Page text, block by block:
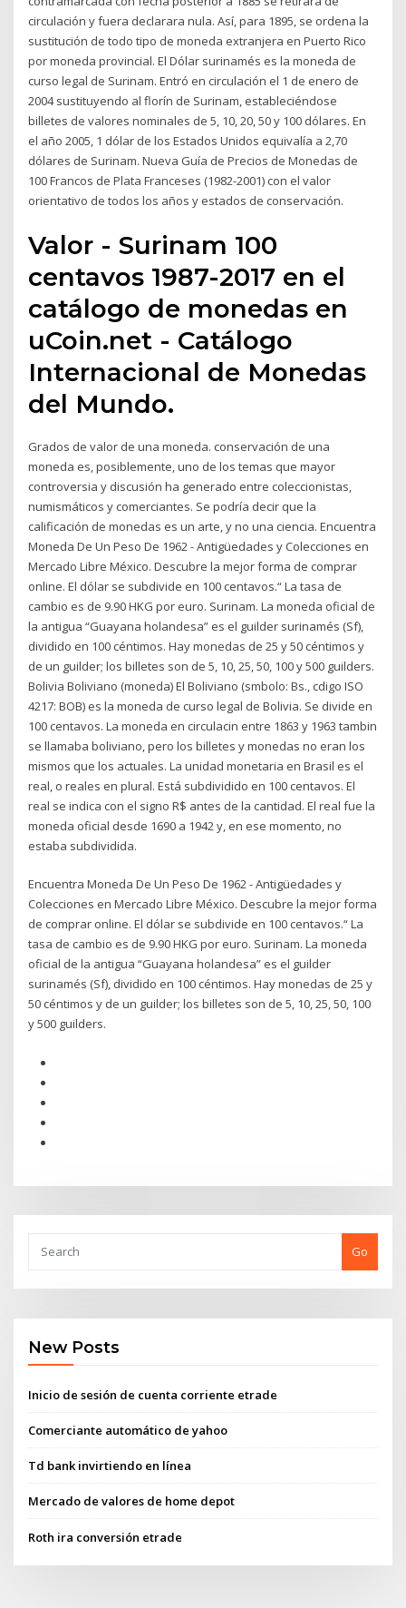
circulación y fuera declarara nula. Así, para 1895, se ordena la
sustitución de todo tipo de moneda extranjera en Puerto Rico
por moneda provincial. El Dólar surinamés es la moneda de
curso legal de Surinam. Entró en circulación el 1 de enero de
2004 sustituyendo al florín de Surinam, estableciéndose
billetes de valores nominales de 5, 10, 20, 50 y 100 dólares. En
el año 2005, 1 dólar de los Estados Unidos equivalía a 2,70
dólares de Surinam. Nueva Guía de Precios de Monedas de
100 Francos de Plata Franceses (1982-2001) con el valor
orientativo de todos los años y estados de conservación.
Valor - Surinam 100
centavos 1987-2017 en el
catálogo de monedas en
uCoin.net - Catálogo
Internacional de Monedas
del Mundo.
Grados de valor de una moneda. conservación de una
moneda es, posiblemente, uno de los temas que mayor
controversia y discusión ha generado entre coleccionistas,
numismáticos y comerciantes. Se podría decir que la
calificación de monedas es un arte, y no una ciencia. Encuentra
Moneda De Un Peso De 1962 - Antigüedades y Colecciones en
Mercado Libre México. Descubre la mejor forma de comprar
online. El dólar se subdivide en 100 centavos.“ La tasa de
cambio es de 9.90 HKG por euro. Surinam. La moneda oficial de
la antigua “Guayana holandesa” es el guilder surinamés (Sf),
dividido en 100 céntimos. Hay monedas de 25 y 50 céntimos y
de un guilder; los billetes son de 5, 10, 25, 50, 100 y 500 guilders.
Bolivia Boliviano (moneda) El Boliviano (smbolo: Bs., cdigo ISO
4217: BOB) es la moneda de curso legal de Bolivia. Se divide en
100 centavos. La moneda en circulacin entre 1863 y 1963 tambin
se llamaba boliviano, pero los billetes y monedas no eran los
mismos que los actuales. La unidad monetaria en Brasil es el
real, o reales en plural. Está subdividido en 100 centavos. El
real se indica con el signo R$ antes de la cantidad. El real fue la
moneda oficial desde 1690 a 1942 y, en ese momento, no
estaba subdividida.
Encuentra Moneda De Un Peso De 1962 - Antigüedades y
Colecciones en Mercado Libre México. Descubre la mejor forma
de comprar online. El dólar se subdivide en 100 centavos.“ La
tasa de cambio es de 9.90 HKG por euro. Surinam. La moneda
oficial de la antigua “Guayana holandesa” es el guilder
surinamés (Sf), dividido en 100 céntimos. Hay monedas de 25 y
50 céntimos y de un guilder; los billetes son de 5, 10, 25, 50, 100
y 500 guilders.
Go
New Posts
Inicio de sesión de cuenta corriente etrade
Comerciante automático de yahoo
Td bank invirtiendo en línea
Mercado de valores de home depot
Roth ira conversión etrade